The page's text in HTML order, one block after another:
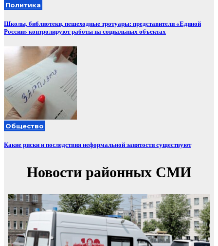
Политика
Школы, библиотеки, пешеходные тротуары: представители «Единой
России» контролируют работы на социальных объектах
Общество
Какие риски и последствия неформальной занятости существуют